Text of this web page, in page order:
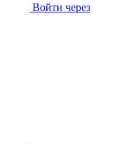
Войти через